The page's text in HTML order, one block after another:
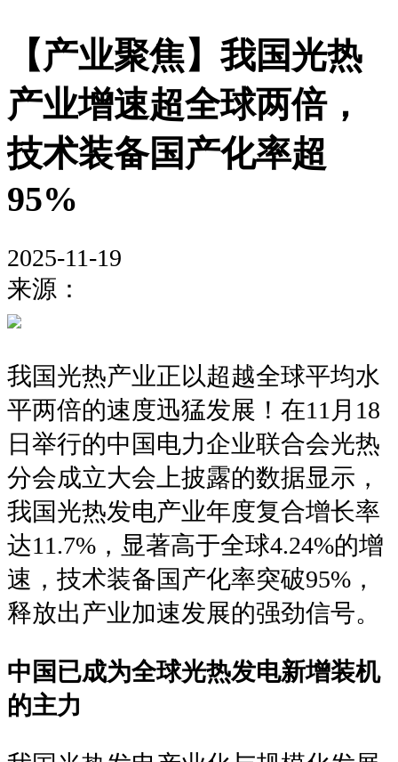
【产业聚焦】我国光热
产业增速超全球两倍，
技术装备国产化率超
95%
2025-11-19
来源：
我国光热产业正以超越全球平均水
平两倍的速度迅猛发展！在11月18
日举行的中国电力企业联合会光热
分会成立大会上披露的数据显示，
我国光热发电产业年度复合增长率
达11.7%，显著高于全球4.24%的增
速，技术装备国产化率突破95%，
释放出产业加速发展的强劲信号。
中国已成为全球光热发电新增装机
的主力